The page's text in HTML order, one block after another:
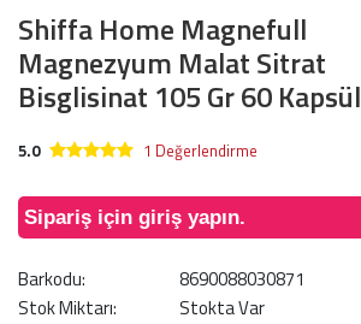
Shiffa Home Magnefull
Magnezyum Malat Sitrat
Bisglisinat 105 Gr 60 Kapsül
5.0 1 Değerlendirme
Sipariş için giriş yapın.
Barkodu:
8690088030871
Stok Miktarı:
Stokta Var